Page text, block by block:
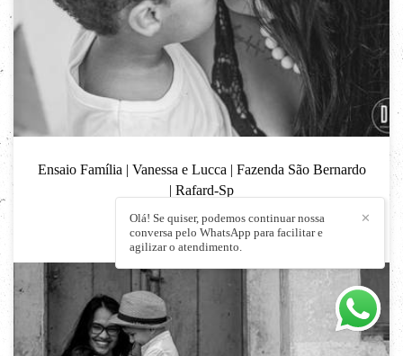
Ensaio Família | Vanessa e Lucca | Fazenda São Bernardo
| Rafard-Sp
ENSAIO FAMILÍA
691 13
✕
Olá! Se quiser, podemos continuar nossa
conversa pelo WhatsApp para facilitar e
agilizar o atendimento.